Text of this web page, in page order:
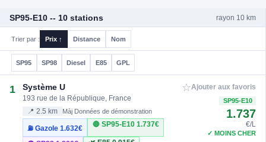
SP95-E10 -- 10 stations rayon 10 km
Trier par : Prix ↑ Distance Nom
SP95 SP98 Diesel E85 GPL
1 Système U
193 rue de la République, France
📍 2.5 km Màj Données de démonstration
⛽ Gazole1.632€
🔴 SP95-E10 1.737€
☆Ajouter aux favoris
SP95-E10
1.737
€/L
✓ MOINS CHER